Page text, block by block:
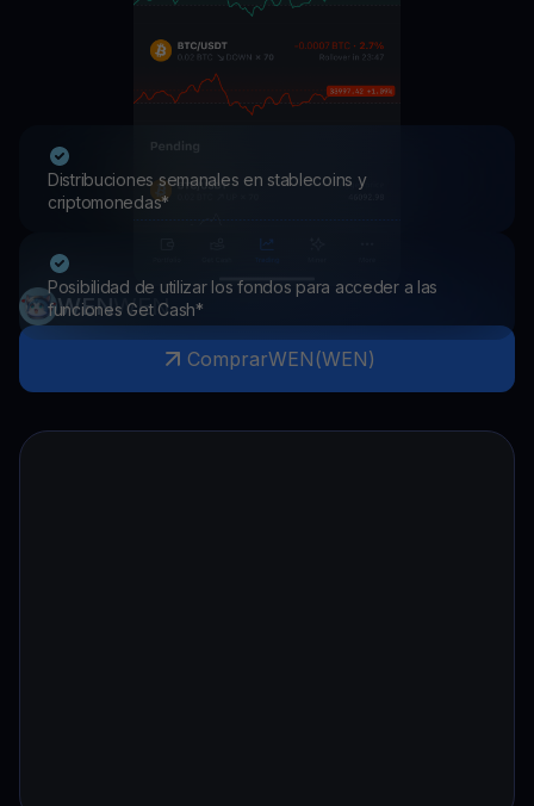
Distribuciones semanales en stablecoins y
criptomonedas*
Posibilidad de utilizar los fondos para acceder a las
funciones Get Cash*
WENWEN
ComprarWEN(WEN)